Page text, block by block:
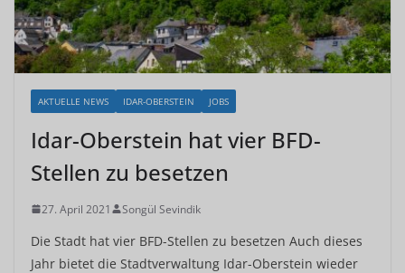
AKTUELLE NEWS IDAR-OBERSTEIN JOBS
Idar-Oberstein hat vier BFD-
Stellen zu besetzen
27. April 2021 Songül Sevindik
Die Stadt hat vier BFD-Stellen zu besetzen Auch dieses
Jahr bietet die Stadtverwaltung Idar-Oberstein wieder